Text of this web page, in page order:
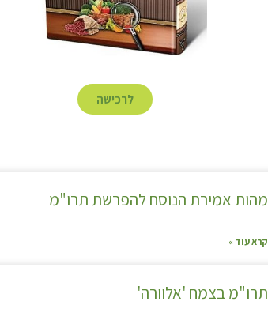
לרכישה
מהות אמירת הנוסח להפרשת תרו"מ
קרא עוד »
תרו"מ בצמח 'אלוורה'